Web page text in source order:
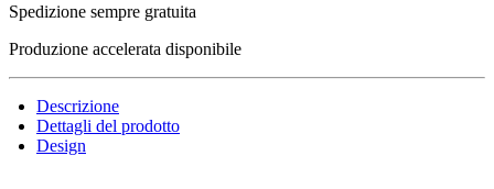
Spedizione sempre gratuita
Produzione accelerata disponibile
Descrizione
Dettagli del prodotto
Design